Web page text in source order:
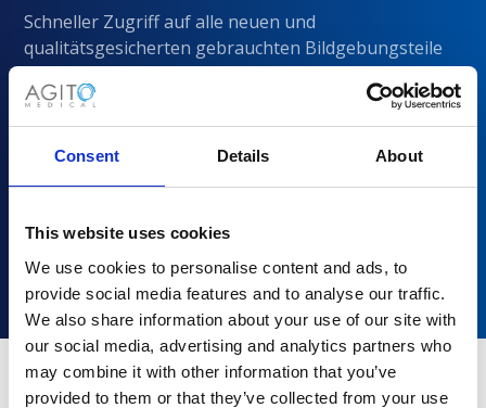
Consent Details About
This website uses cookies
We use cookies to personalise content and ads, to
provide social media features and to analyse our traffic.
We also share information about your use of our site with
our social media, advertising and analytics partners who
may combine it with other information that you’ve
provided to them or that they’ve collected from your use
Schneller Zugriff auf alle neuen und
qualitätsgesicherten gebrauchten Bildgebungsteile
von Philips, Siemens, GE und Canon/Toshiba